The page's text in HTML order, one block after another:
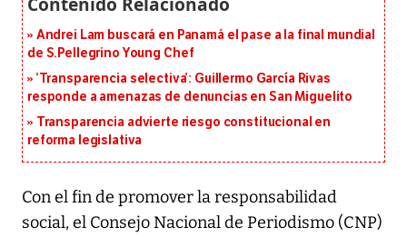
Andrei Lam buscará en Panamá el pase a la final mundial
de S.Pellegrino Young Chef
‘Transparencia selectiva’: Guillermo García Rivas
responde a amenazas de denuncias en San Miguelito
Transparencia advierte riesgo constitucional en
reforma legislativa
Con el fin de promover la responsabilidad
social, el Consejo Nacional de Periodismo (CNP)